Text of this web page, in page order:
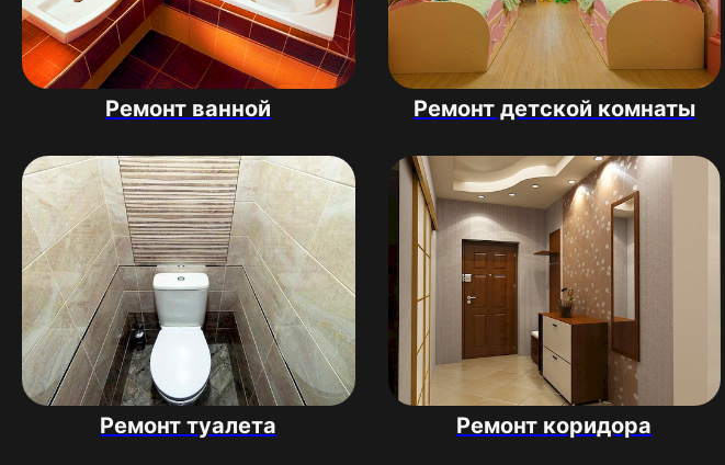
Ремонт ванной Ремонт детской комнаты
Ремонт туалета Ремонт коридора